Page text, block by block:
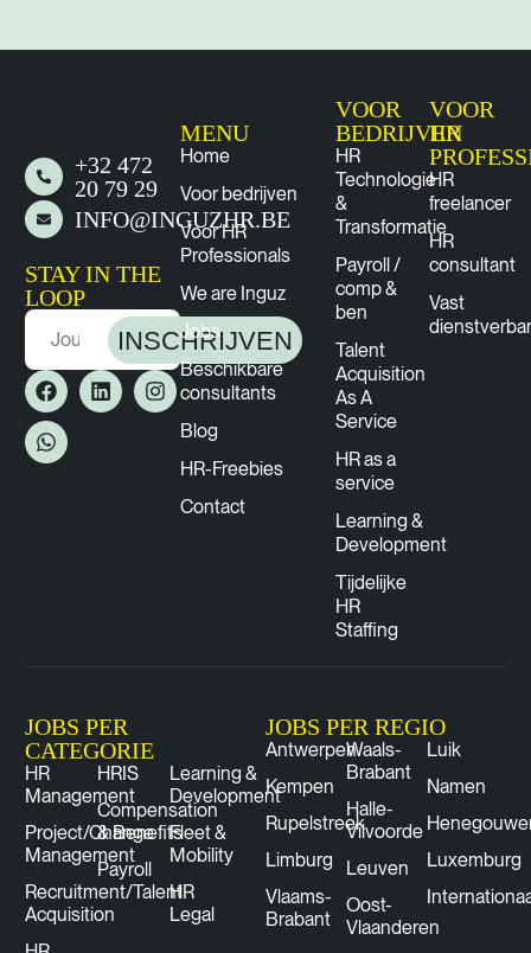
+32 472
20 79 29
INFO@INGUZHR.BE
STAY IN THE
LOOP
INSCHRIJVEN
MENU
Home
Voor bedrijven
Voor HR
Professionals
We are Inguz
Jobs
Beschikbare
consultants
Blog
HR-Freebies
Contact
VOOR
BEDRIJVEN
HR
Technologie
&
Transformatie
Payroll /
comp &
ben
Talent
Acquisition
As A
Service
HR as a
service
Learning &
Development
Tijdelijke
HR
Staffing
VOOR
HR
HR
freelancer
HR
consultant
Vast
JOBS PER
CATEGORIE
HR
Management
Project/Change
Management
Recruitment/Talent
Acquisition
HRIS
Compensation
& Benefits
Payroll
Learning &
Development
Fleet &
Mobility
HR
Legal
JOBS PER REGIO
Antwerpen
Kempen
Rupelstreek
Limburg
Vlaams-
Brabant
Waals-
Brabant
Halle-
Vilvoorde
Leuven
Oost-
Vlaanderen
Luik
Namen
Luxemburg